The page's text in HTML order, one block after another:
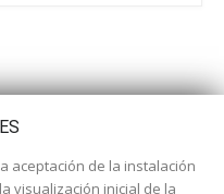
aceptación de la instalación
visualización inicial de la